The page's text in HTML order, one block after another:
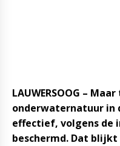
LAUWERSOOG –
onderwaternatuur in
effectief, volgens de
beschermd. Dat